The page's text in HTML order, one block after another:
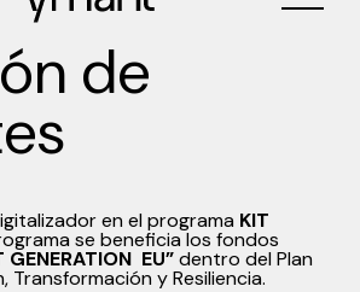
de
en el programa KIT
se beneficia los fondos
GENERATION EU”dentro del Plan
Transformación y Resiliencia.